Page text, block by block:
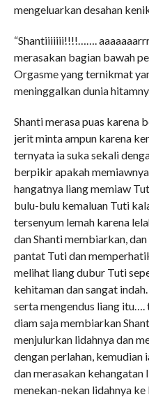
mengeluarkan desahan
“Shantiiiiiii!!!!…….
merasakan bagian bawah
Orgasme yang ternikmat
meninggalkan dunia
Shanti merasa puas karena
jerit minta ampun karena
ternyata ia suka sekali
berpikir apakah
hangatnya liang memiaw
bulu-bulu kemaluan Tuti
tersenyum lemah karena
dan Shanti membiarkan,
pantat Tuti dan
melihat liang dubur Tuti
kehitaman dan sangat
serta mengendus liang
diam saja membiarkan
menjulurkan lidahnya dan
dengan perlahan, kemudian
dan merasakan kehangatan
menekan-nekan lidahnya